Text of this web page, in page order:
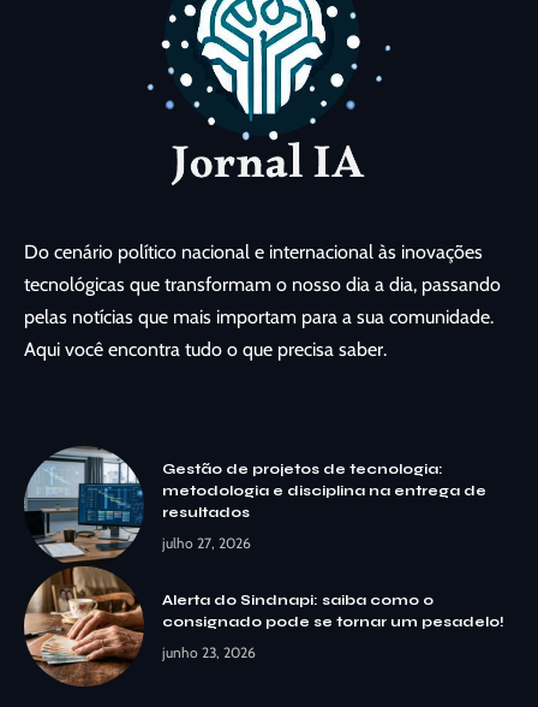
Do cenário político nacional e internacional às inovações
tecnológicas que transformam o nosso dia a dia, passando
pelas notícias que mais importam para a sua comunidade.
Aqui você encontra tudo o que precisa saber.
Gestão de projetos de tecnologia:
metodologia e disciplina na entrega de
resultados
julho 27, 2026
Alerta do Sindnapi: saiba como o
consignado pode se tornar um pesadelo!
junho 23, 2026